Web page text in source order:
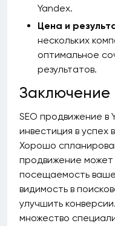
Yandex.
Цена и
нескольких
оптимальное
результатов.
Заключение
SEO продвижение в
инвестиция в
Хорошо
продвижение может
посещаемость
видимость в
улучшить
множество